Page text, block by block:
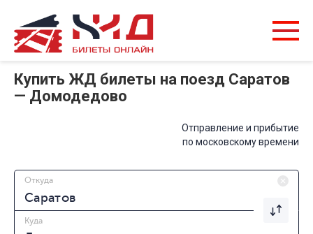
Купить ЖД билеты на поезд Саратов
— Домодедово
Отправление и прибытие
по московскому времени
Откуда
Куда